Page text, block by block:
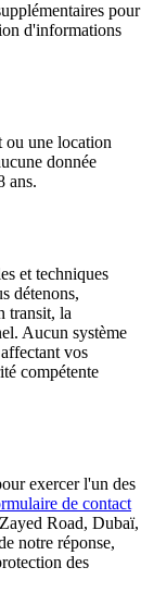
pour
d'informations
ou une location
donnée
ans.
et techniques
détenons,
transit, la
Aucun système
vos
compétente
exercer l'un des
de contact
Road, Dubaï,
notre réponse,
des